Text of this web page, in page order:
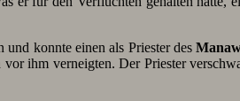
und konnte einen als Priester des
ihm verneigten. Der Priester